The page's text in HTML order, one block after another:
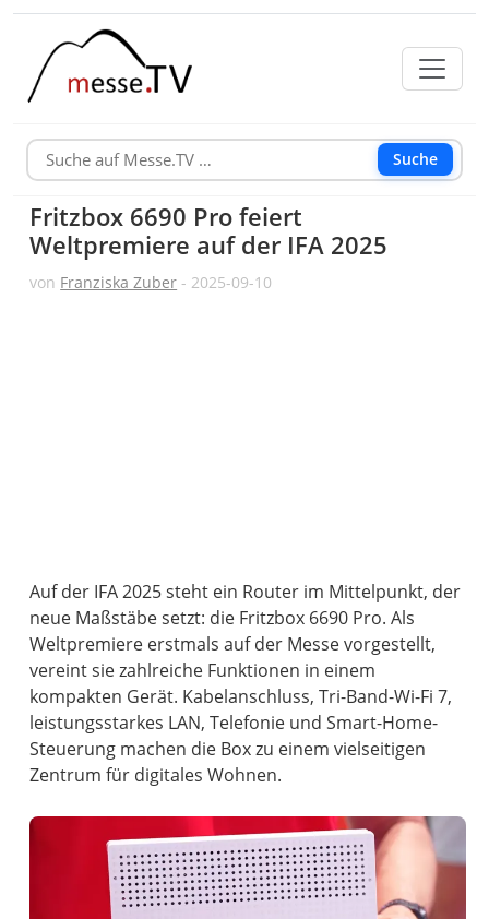
Suche
Fritzbox 6690 Pro feiert
Weltpremiere auf der IFA 2025
von Franziska Zuber - 2025-09-10
Auf der IFA 2025 steht ein Router im Mittelpunkt, der
neue Maßstäbe setzt: die Fritzbox 6690 Pro. Als
Weltpremiere erstmals auf der Messe vorgestellt,
vereint sie zahlreiche Funktionen in einem
kompakten Gerät. Kabelanschluss, Tri-Band-Wi-Fi 7,
leistungsstarkes LAN, Telefonie und Smart-Home-
Steuerung machen die Box zu einem vielseitigen
Zentrum für digitales Wohnen.